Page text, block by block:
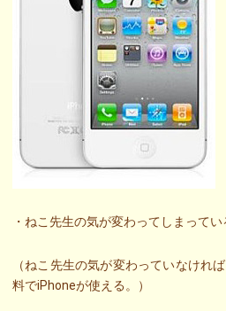
・ねこ先生の気が変わってしまってい
（ねこ先生の気が変わっていなけれ
料でiPhoneが使える。）